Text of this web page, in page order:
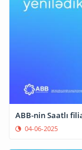
04-06-2025